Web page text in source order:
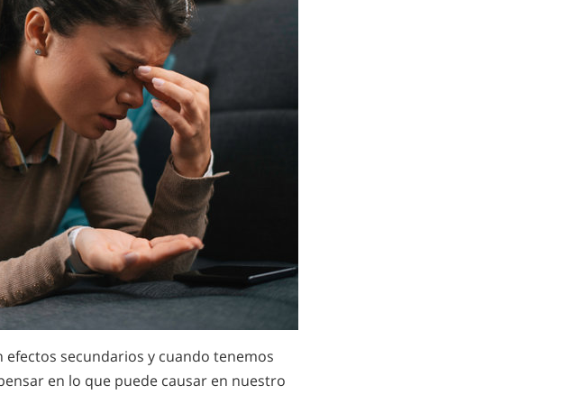
secundarios y cuando tenemos
en lo que puede causar en nuestro